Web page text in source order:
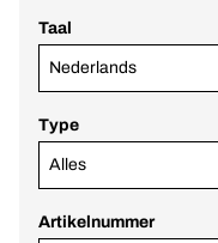
Taal
Nederlands
Type
Alles
Artikelnummer